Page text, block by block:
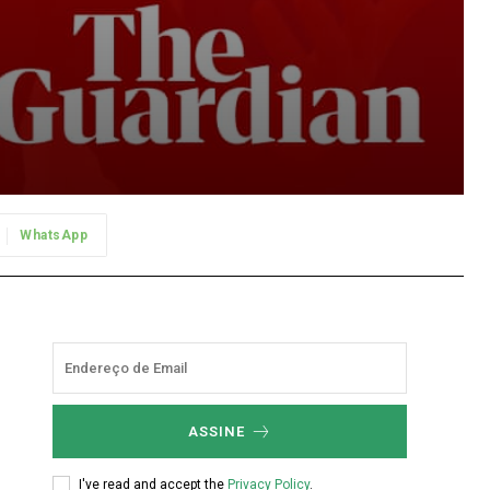
WhatsApp
ASSINE
I've read and accept the Privacy Policy.